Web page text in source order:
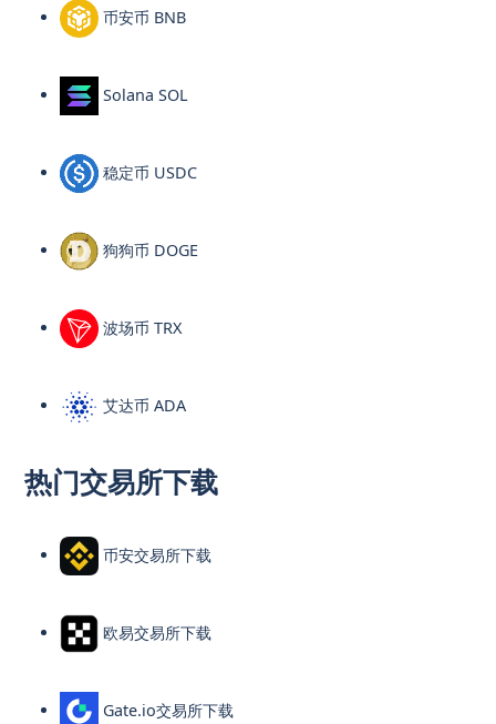
币安币 BNB
Solana SOL
稳定币 USDC
狗狗币 DOGE
波场币 TRX
艾达币 ADA
热门交易所下载
币安交易所下载
欧易交易所下载
Gate.io交易所下载